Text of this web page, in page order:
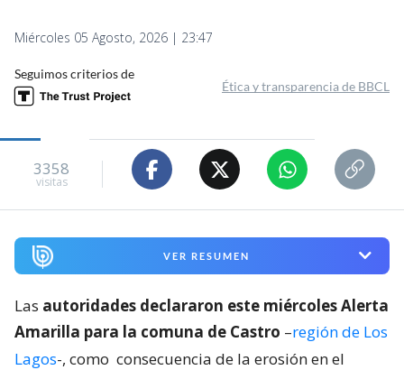
Miércoles 05 Agosto, 2026 | 23:47
Seguimos criterios de
Ética y transparencia de BBCL
3358
visitas
VER RESUMEN
Las autoridades declararon este miércoles Alerta
Amarilla para la comuna de Castro –región de Los
Lagos-, como consecuencia de la erosión en el